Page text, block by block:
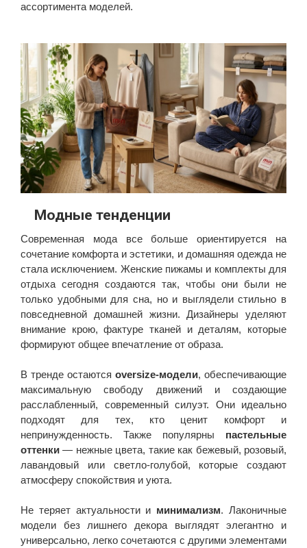
ассортимента моделей.
Модные тенденции
Современная мода все больше ориентируется на
сочетание комфорта и эстетики, и домашняя одежда не
стала исключением. Женские пижамы и комплекты для
отдыха сегодня создаются так, чтобы они были не
только удобными для сна, но и выглядели стильно в
повседневной домашней жизни. Дизайнеры уделяют
внимание крою, фактуре тканей и деталям, которые
формируют общее впечатление от образа.
В тренде остаются oversize-модели, обеспечивающие
максимальную свободу движений и создающие
расслабленный, современный силуэт. Они идеально
подходят для тех, кто ценит комфорт и
непринужденность. Также популярны пастельные
оттенки — нежные цвета, такие как бежевый, розовый,
лавандовый или светло-голубой, которые создают
атмосферу спокойствия и уюта.
Не теряет актуальности и минимализм. Лаконичные
модели без лишнего декора выглядят элегантно и
универсально, легко сочетаются с другими элементами